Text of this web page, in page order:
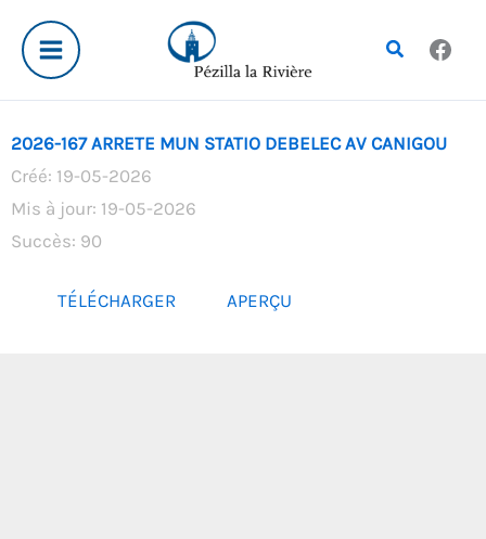
contenu
Rechercher
2026-167 ARRETE MUN STATIO DEBELEC AV CANIGOU
Créé: 19-05-2026
Mis à jour: 19-05-2026
Succès: 90
TÉLÉCHARGER APERÇU